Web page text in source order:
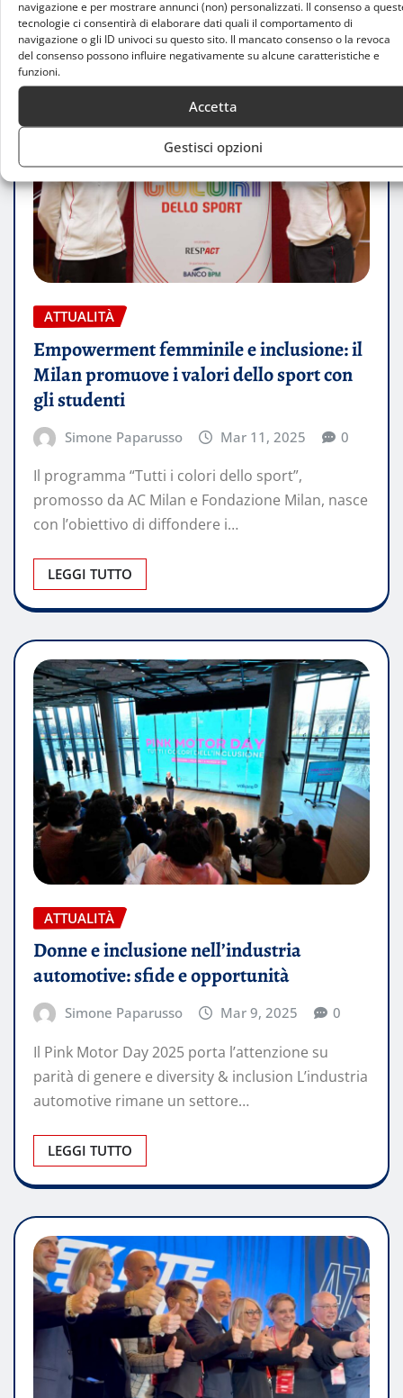
navigazione e per mostrare annunci (non) personalizzati. Il consenso a
tecnologie ci consentirà di elaborare dati quali il comportamento di
navigazione o gli ID univoci su questo sito. Il mancato consenso o la revoca
del consenso possono influire negativamente su alcune caratteristiche e
funzioni.
Accetta
Gestisci opzioni
ATTUALITÀ
Empowerment femminile e inclusione: il
Milan promuove i valori dello sport con
gli studenti
Simone Paparusso Mar 11, 2025 0
Il programma “Tutti i colori dello sport”,
promosso da AC Milan e Fondazione Milan, nasce
con l’obiettivo di diffondere i…
LEGGI TUTTO
ATTUALITÀ
Donne e inclusione nell’industria
automotive: sfide e opportunità
Simone Paparusso Mar 9, 2025 0
Il Pink Motor Day 2025 porta l’attenzione su
parità di genere e diversity & inclusion L’industria
automotive rimane un settore…
LEGGI TUTTO